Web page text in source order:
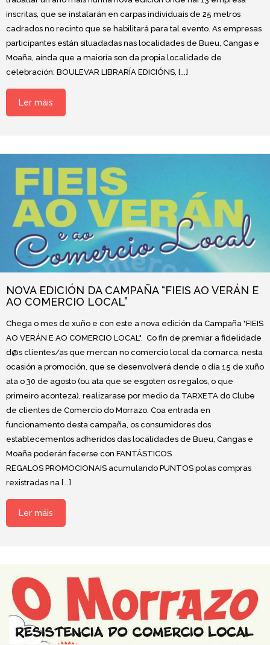
inscritas, que se instalarán en carpas individuais de 25 metros
cadrados no recinto que se habilitará para tal evento. As empresas
participantes están situadadas nas localidades de Bueu, Cangas e
Moaña, aínda que a maioría son da propia localidade de
celebración: BOULEVAR LIBRARÍA EDICIÓNS, [...]
Ler máis
NOVA EDICIÓN DA CAMPAÑA “FIEIS AO VERÁN E
AO COMERCIO LOCAL”
Chega o mes de xuño e con este a nova edición da Campaña "FIEIS
AO VERÁN E AO COMERCIO LOCAL". Co fin de premiar a fidelidade
d@s clientes/as que mercan no comercio local da comarca, nesta
ocasión a promoción, que se desenvolverá dende o día 15 de xuño
ata o 30 de agosto (ou ata que se esgoten os regalos, o que
primeiro aconteza), realizarase por medio da TARXETA do Clube
de clientes de Comercio do Morrazo. Coa entrada en
funcionamento desta campaña, os consumidores dos
establecementos adheridos das localidades de Bueu, Cangas e
Moaña poderán facerse con FANTÁSTICOS
REGALOS PROMOCIONAIS acumulando PUNTOS polas compras
rexistradas na [...]
Ler máis